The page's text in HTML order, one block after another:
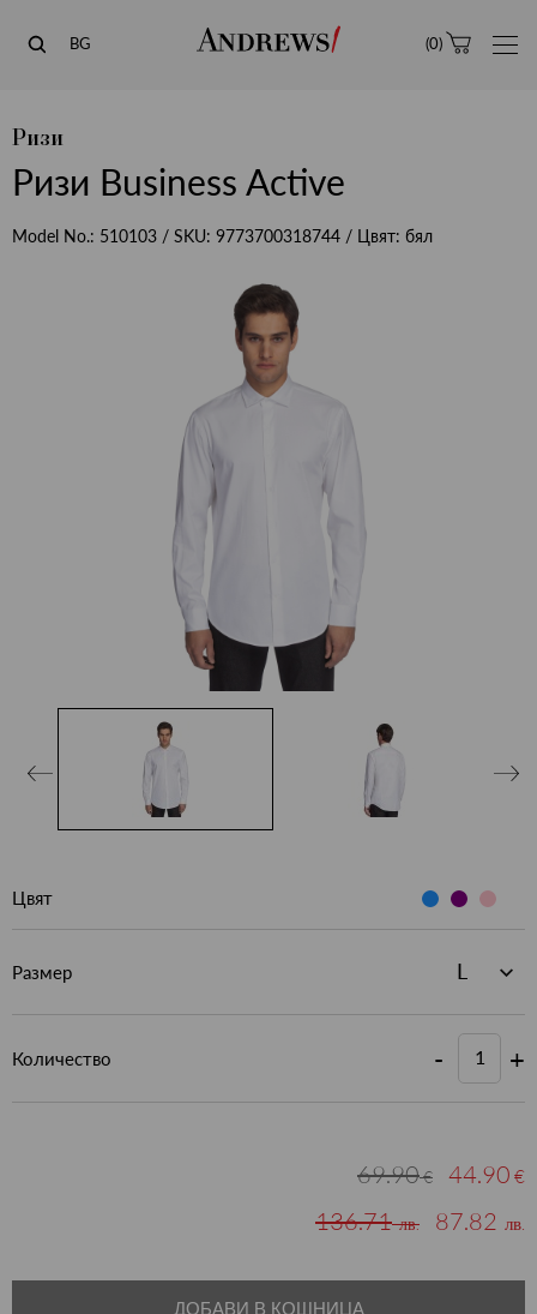
Andrews
BG (0)
Ризи
Ризи Business Active
Model No.: 510103 / SKU: 9773700318744 / Цвят: бял
Цвят
Размер
Количество - +
69.90€ 44.90 €
136.71лв. 87.82 лв.
ДОБАВИ В КОШНИЦА